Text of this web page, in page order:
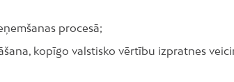
procesā;
kopīgo valstisko vērtību izpratnes